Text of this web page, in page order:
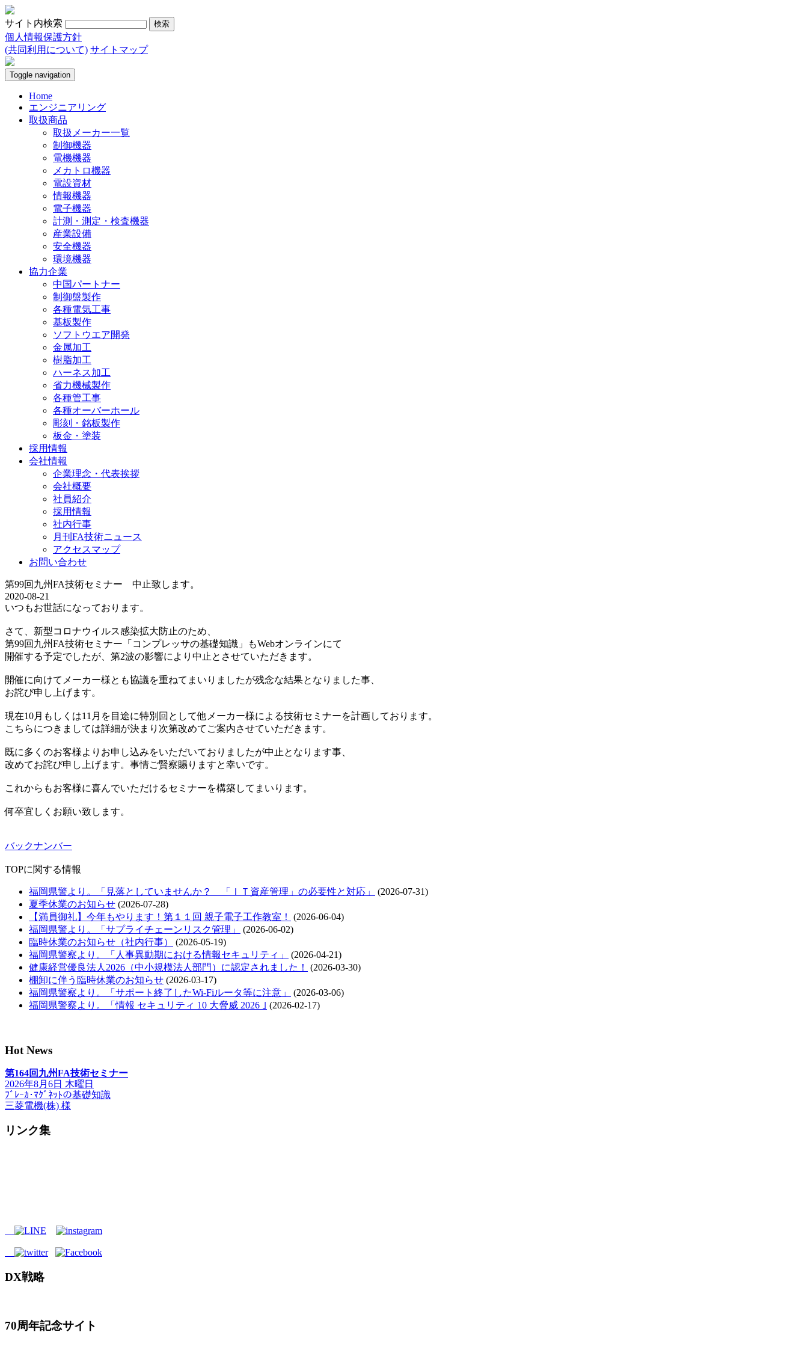
サイト内検索
個人情報保護方針
(共同利用について) サイトマップ
Toggle navigation
Home
エンジニアリング
取扱商品
取扱メーカー一覧
制御機器
電機機器
メカトロ機器
電設資材
情報機器
電子機器
計測・測定・検査機器
産業設備
安全機器
環境機器
協力企業
中国パートナー
制御盤製作
各種電気工事
基板製作
ソフトウエア開発
金属加工
樹脂加工
ハーネス加工
省力機械製作
各種管工事
各種オーバーホール
彫刻・銘板製作
板金・塗装
採用情報
会社情報
企業理念・代表挨拶
会社概要
社員紹介
採用情報
社内行事
月刊FA技術ニュース
アクセスマップ
お問い合わせ
第99回九州FA技術セミナー 中止致します。
2020-08-21
いつもお世話になっております。
さて、新型コロナウイルス感染拡大防止のため、
第99回九州FA技術セミナー「コンプレッサの基礎知識」もWebオンラインにて
開催する予定でしたが、第2波の影響により中止とさせていただきます。
開催に向けてメーカー様とも協議を重ねてまいりましたが残念な結果となりました事、
お詫び申し上げます。
現在10月もしくは11月を目途に特別回として他メーカー様による技術セミナーを計画しております。
こちらにつきましては詳細が決まり次第改めてご案内させていただきます。
既に多くのお客様よりお申し込みをいただいておりましたが中止となります事、
改めてお詫び申し上げます。事情ご賢察賜りますと幸いです。
これからもお客様に喜んでいただけるセミナーを構築してまいります。
何卒宜しくお願い致します。
バックナンバー
TOPに関する情報
福岡県警より。「見落としていませんか？ 「ＩＴ資産管理」の必要性と対応」
(2026-07-31)
夏季休業のお知らせ (2026-07-28)
【満員御礼】今年もやります！第１１回 親子電子工作教室！
(2026-06-04)
福岡県警より。「サプライチェーンリスク管理」
(2026-06-02)
臨時休業のお知らせ（社内行事）
(2026-05-19)
福岡県警察より。「人事異動期における情報セキュリティ」
(2026-04-21)
健康経営優良法人2026（中小規模法人部門）に認定されました！
(2026-03-30)
棚卸に伴う臨時休業のお知らせ (2026-03-17)
福岡県警察より。「サポート終了したWi-Fiルータ等に注意」
(2026-03-06)
福岡県警察より。「情報 セキュリティ 10 大脅威 2026 ｣ (2026-02-17)
Hot News
第164回九州FA技術セミナー
2026年8月6日 木曜日
ﾌﾞﾚｰｶ･ﾏｸﾞﾈｯﾄの基礎知識
三菱電機(株) 様
リンク集
DX戦略
70周年記念サイト